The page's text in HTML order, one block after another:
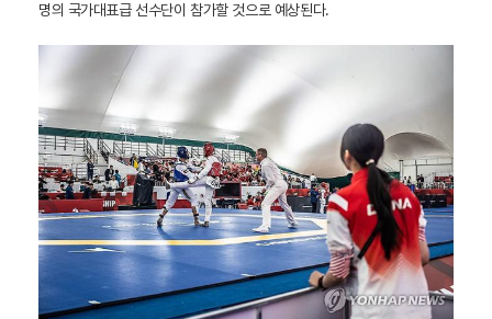
명의 국가대표급 선수단이 참가할 것으로 예상된다.